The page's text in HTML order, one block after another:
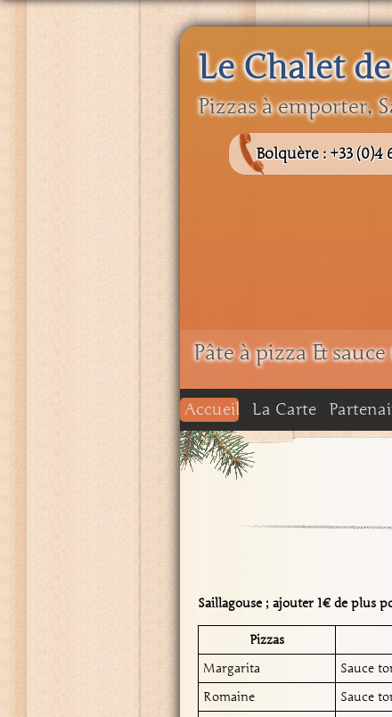
Pâte à pizza &
Le Chalet
Pizzas à emporter,
Bolquère :+33 (0)4
Accueil
La Carte
PIZZAS du mois à
NOS PIZZAS
PIZZA DU MOIS
Saillagouse ; ajouter 1€ de plus
Pizzas
Margarita
Sauce
Romaine
Sauce